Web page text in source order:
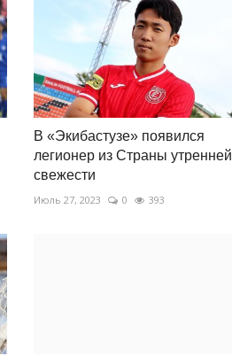
В «Экибастузе» появился
легионер из Страны утренней
свежести
Июль 27, 2023 0 393